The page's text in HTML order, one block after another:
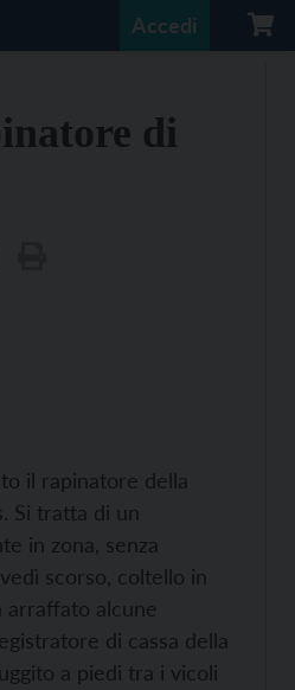
Accedi
di
il rapinatore della
Si tratta di un
in zona, senza
scorso, coltello in
arraffato alcune
di cassa della
a piedi tra i vicoli